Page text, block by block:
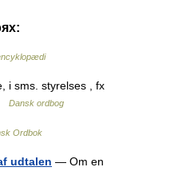
i sms. styrelses , fx
Dansk ordbog
Ordbok
udtalen — Om en